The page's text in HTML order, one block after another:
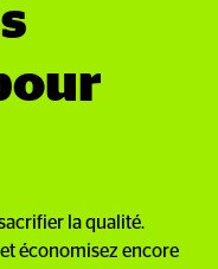
la qualité.
économisez encore